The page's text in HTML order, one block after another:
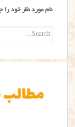
نام مورد نظر خود را
Search